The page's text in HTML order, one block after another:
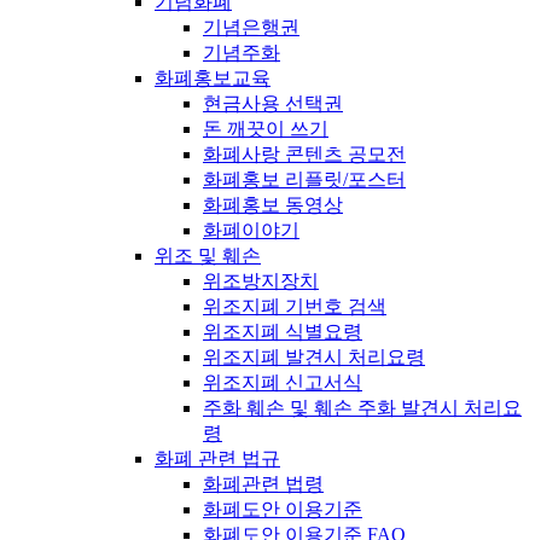
기념은행권
기념주화
화폐홍보교육
현금사용 선택권
돈 깨끗이 쓰기
화폐사랑 콘텐츠 공모전
화폐홍보 리플릿/포스터
화폐홍보 동영상
화폐이야기
위조 및 훼손
위조방지장치
위조지폐 기번호 검색
위조지폐 식별요령
위조지폐 발견시 처리요령
위조지폐 신고서식
주화 훼손 및 훼손 주화 발견시 처리요
령
화폐 관련 법규
화폐관련 법령
화폐도안 이용기준
화폐도안 이용기준 FAQ